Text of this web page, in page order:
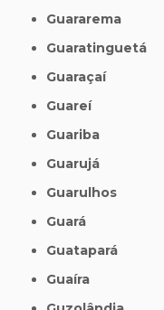
Guararema
Guaratinguetá
Guaraçaí
Guareí
Guariba
Guarujá
Guarulhos
Guará
Guatapará
Guaíra